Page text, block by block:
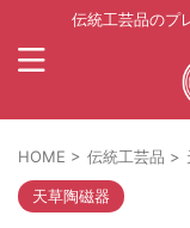
伝統工芸品のプ
HOME > 伝統工芸品 >
天草陶磁器